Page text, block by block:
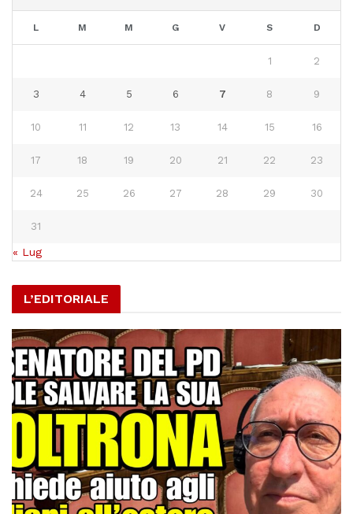
L M M G V S D
1 2
3 4 5 6 7 8 9
10 11 12 13 14 15 16
17 18 19 20 21 22 23
24 25 26 27 28 29 30
31
« Lug
L’EDITORIALE